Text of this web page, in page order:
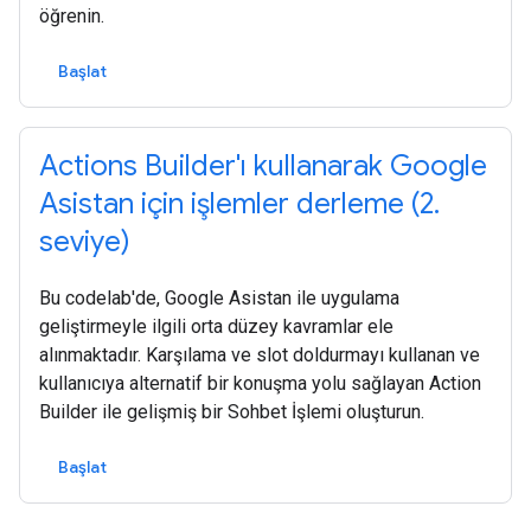
öğrenin.
Başlat
Actions Builder'ı kullanarak Google
Asistan için işlemler derleme (2.
seviye)
Bu codelab'de, Google Asistan ile uygulama
geliştirmeyle ilgili orta düzey kavramlar ele
alınmaktadır. Karşılama ve slot doldurmayı kullanan ve
kullanıcıya alternatif bir konuşma yolu sağlayan Action
Builder ile gelişmiş bir Sohbet İşlemi oluşturun.
Başlat